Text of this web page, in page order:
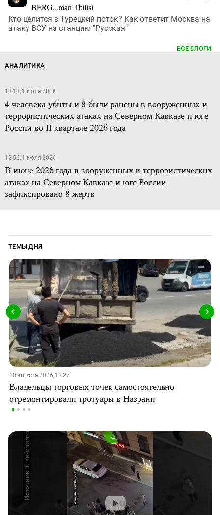
BERG...man Tbilisi
Кто целится в Турецкий поток? Как ответит Москва на
атаку ВСУ на станцию "Русская"
ВСЕ БЛОГИ
АНАЛИТИКА
13:13, 1 июля 2026
4 человека убиты и 8 были ранены в вооруженных и
террористических атаках на Северном Кавказе и юге
России во II квартале 2026 года
12:56, 1 июля 2026
В июне 2026 года в вооруженных и террористических
атаках на Северном Кавказе и юге России
зафиксировано 8 жертв
ТЕМЫ ДНЯ
10 августа 2026, 11:27
Владельцы торговых точек самостоятельно
отремонтировали тротуары в Назрани